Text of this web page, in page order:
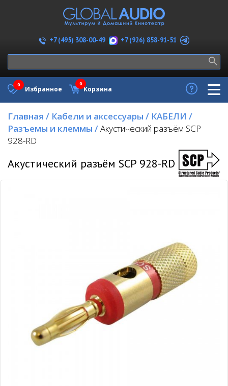
+7 (495) 308-00-49 +7 (926) 858-91-51
Избранное
0
Корзина
0
Главная / Кабели и аксессуары / КАБЕЛИ /
Разъемы и клеммы /Акустический разъём SCP
928-RD
Акустический разъём SCP 928-RD